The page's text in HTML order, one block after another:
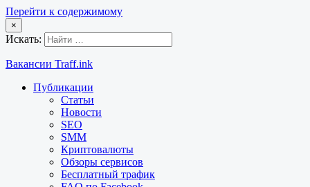
Перейти к содержимому
×
Искать:
Вакансии Traff.ink
Публикации
Статьи
Новости
SEO
SMM
Криптовалюты
Обзоры сервисов
Бесплатный трафик